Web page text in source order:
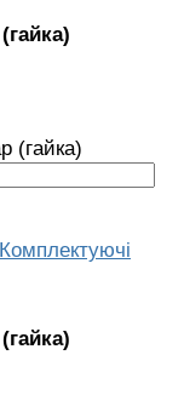
(гайка)
Комплектуючі